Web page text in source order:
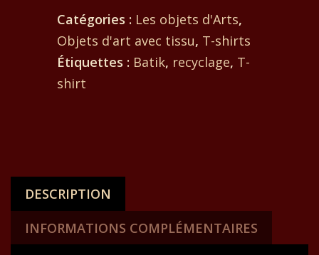
Catégories : Les objets d'Arts,
Objets d'art avec tissu, T-shirts
Étiquettes : Batik, recyclage, T-
shirt
DESCRIPTION
INFORMATIONS COMPLÉMENTAIRES